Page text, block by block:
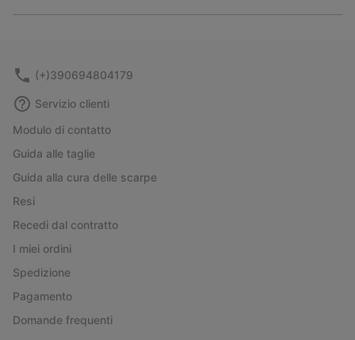
or
(+)390694804179
Servizio clienti
Modulo di contatto
Guida alle taglie
Guida alla cura delle scarpe
Resi
Recedi dal contratto
I miei ordini
Spedizione
Pagamento
Domande frequenti